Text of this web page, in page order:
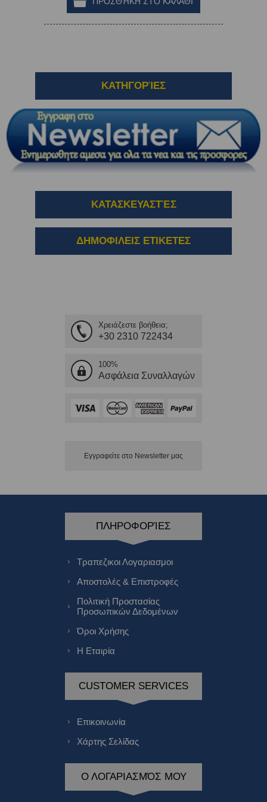
ΚΑΤΗΓΟΡΊΕΣ
ΚΑΤΑΣΚΕΥΑΣΤΈΣ
ΔΗΜΟΦΙΛΕΙΣ ΕΤΙΚΕΤΕΣ
Χρειάζεστε βοήθεια;
+30 2310 722434
100%
Ασφάλεια Συναλλαγών
Εγγραφείτε στο Νewsletter μας
ΠΛΗΡΟΦΟΡΊΕΣ
Τραπεζικοι Λογαριασμοι
Αποστολές & Επιστροφές
Πολιτική Προστασίας
Προσωπικών Δεδομένων
Όροι Χρήσης
Η Εταιρία
CUSTOMER SERVICES
Επικοινωνία
Χάρτης Σελίδας
Ο ΛΟΓΑΡΙΑΣΜΌΣ ΜΟΥ